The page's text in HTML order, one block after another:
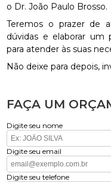
o Dr. João Paulo Brosso.
Teremos o prazer de
dúvidas e elaborar um
para atender às suas
Não deixe para depois,
FAÇA UM
Digite seu nome
Digite seu email
Digite seu telefone